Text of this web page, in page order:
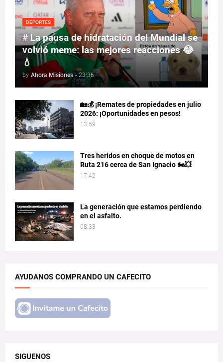
DEPORTES
# La pausa de hidratación del Mundial se
volvió meme: las mejores reacciones 😂
💧
by Ahora Misiones - 23:36
🏡💰 ¡Remates de propiedades en julio
2026: ¡Oportunidades en pesos!
13:59
Tres heridos en choque de motos en
Ruta 216 cerca de San Ignacio 🏍️💥
17:42
La generación que estamos perdiendo
en el asfalto.
08:33
AYUDANOS COMPRANDO UN CAFECITO
SIGUENOS